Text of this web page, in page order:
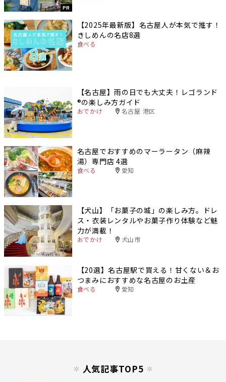
PR
【2025年最新版】名古屋人が本気で推す！
きしめんの名店8選
食べる
【名古屋】雨の日でも大丈夫！レゴランド
®️の楽しみ方ガイド
おでかけ 名古屋 港区
名古屋でおすすめのマーラータン（麻辣
湯）専門店 4選
食べる 愛知
【犬山】「お菓子の城」の楽しみ方。ドレ
ス・衣装レンタルやお菓子作り体験など魅
力が満載！
おでかけ 犬山市
【20選】名古屋駅で買える！甘くない＆お
つまみにおすすめな名古屋のお土産
食べる 愛知
人気記事TOP5